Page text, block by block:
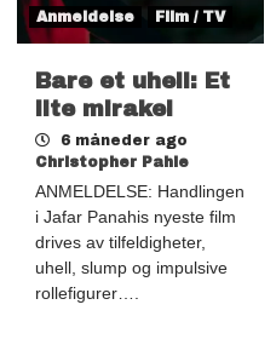
Anmeldelse Film / TV
Bare et uhell: Et
lite mirakel
6 måneder ago
Christopher Pahle
ANMELDELSE: Handlingen
i Jafar Panahis nyeste film
drives av tilfeldigheter,
uhell, slump og impulsive
rollefigurer….